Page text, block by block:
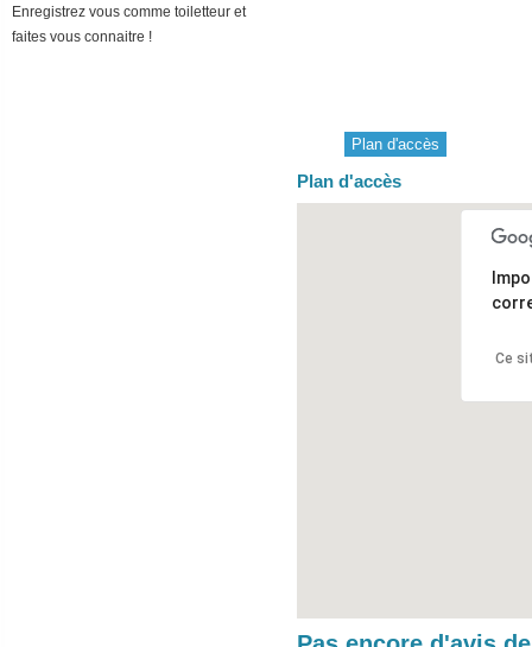
Plan d'accès
Plan d'accès
Ce
Enregistrez vous comme toiletteur et
faites vous connaitre !